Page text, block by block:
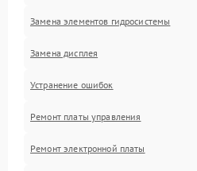
Замена элементов гидросистемы
Замена дисплея
Устранение ошибок
Ремонт платы управления
Ремонт электронной платы